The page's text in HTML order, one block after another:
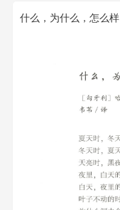
什么，为什么，怎么样